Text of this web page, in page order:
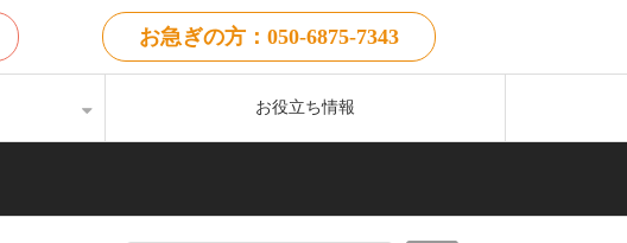
お急ぎの方：050-6875-7343
お役立ち情報